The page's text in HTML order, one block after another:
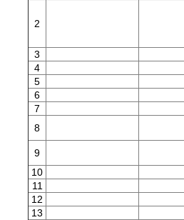
2
3
4
5
6
7
8
9
10
11
12
13